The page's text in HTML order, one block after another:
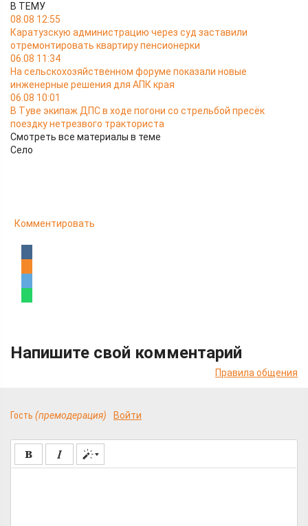
В ТЕМУ
08.08 12:55
Каратузскую администрацию через суд заставили
отремонтировать квартиру пенсионерки
06.08 11:34
На сельскохозяйственном форуме показали новые
инженерные решения для АПК края
06.08 10:01
В Туве экипаж ДПС в ходе погони со стрельбой пресёк
поездку нетрезвого тракториста
Смотреть все материалы в теме
Село
Комментировать
Напишите свой комментарий
Правила общения
Гость (премодерация) Войти